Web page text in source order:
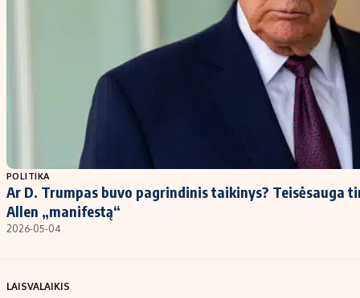
POLITIKA
Ar D. Trumpas buvo pagrindinis taikinys? Teisėsauga
Allen „manifestą“
2026-05-04
LAISVALAIKIS